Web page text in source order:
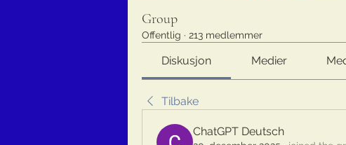
Group
Offentlig · 213 medlemmer
Diskusjon Medier
Tilbake
ChatGPT Deutsch